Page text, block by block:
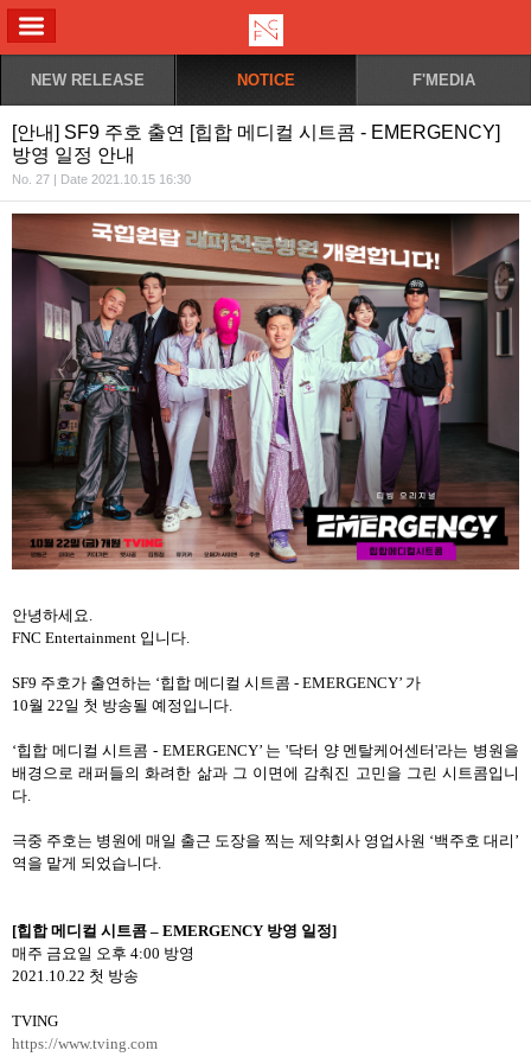
NEW RELEASE NOTICE F'MEDIA
[안내] SF9 주호 출연 [힙합 메디컬 시트콤 - EMERGENCY]
방영 일정 안내
No. 27 | Date 2021.10.15 16:30
안녕하세요.
FNC Entertainment 입니다.
SF9 주호가 출연하는 ‘힙합 메디컬 시트콤 - EMERGENCY’ 가
10월 22일 첫 방송될 예정입니다.
‘힙합 메디컬 시트콤 - EMERGENCY’ 는'닥터 양 멘탈케어센터'라는 병원을
배경으로 래퍼들의 화려한 삶과 그 이면에 감춰진 고민을 그린 시트콤입니
다.
극중 주호는 병원에 매일 출근 도장을 찍는 제약회사 영업사원 ‘백주호 대리 ’
역을 맡게 되었습니다.
[힙합 메디컬 시트콤 – EMERGENCY 방영 일정]
매주 금요일 오후 4:00 방영
2021.10.22 첫 방송
TVING
https://www.tving.com